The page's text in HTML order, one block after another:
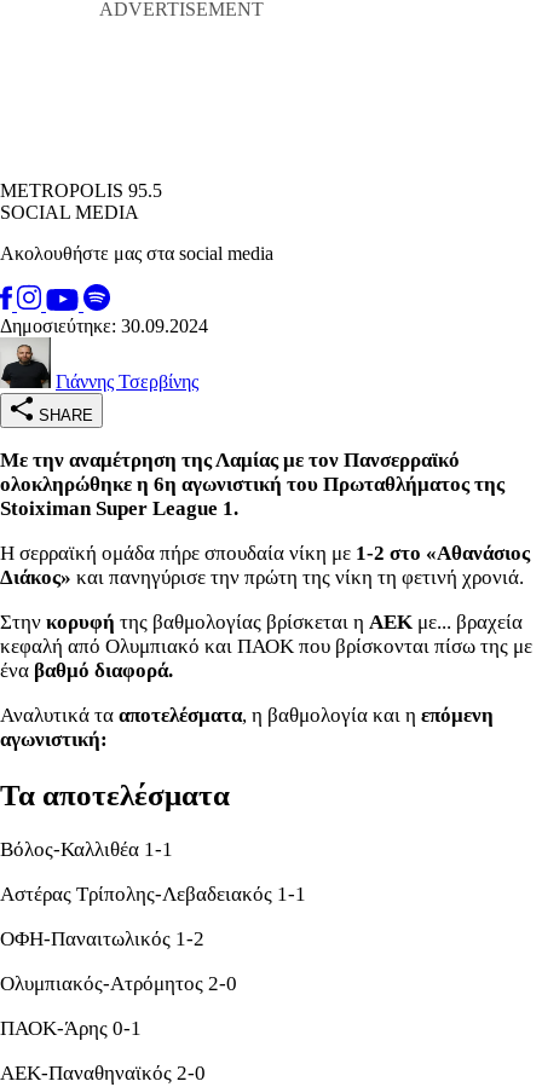
METROPOLIS 95.5
SOCIAL MEDIA
Ακολουθήστε μας στα social media
Δημοσιεύτηκε: 30.09.2024
Γιάννης Τσερβίνης
SHARE
Με την αναμέτρηση της Λαμίας με τον Πανσερραϊκό
ολοκληρώθηκε η 6η αγωνιστική του Πρωταθλήματος της
Stoiximan Super League 1.
Η σερραϊκή ομάδα πήρε σπουδαία νίκη με 1-2 στο «Αθανάσιος
Διάκος» και πανηγύρισε την πρώτη της νίκη τη φετινή χρονιά.
Στην κορυφή της βαθμολογίας βρίσκεται η ΑΕΚ με... βραχεία
κεφαλή από Ολυμπιακό και ΠΑΟΚ που βρίσκονται πίσω της με
ένα βαθμό διαφορά.
Αναλυτικά τα αποτελέσματα, η βαθμολογία και η επόμενη
αγωνιστική:
Τα αποτελέσματα
Βόλος-Καλλιθέα 1-1
Αστέρας Τρίπολης-Λεβαδειακός 1-1
ΟΦΗ-Παναιτωλικός 1-2
Ολυμπιακός-Ατρόμητος 2-0
ΠΑΟΚ-Άρης 0-1
ΑΕΚ-Παναθηναϊκός 2-0